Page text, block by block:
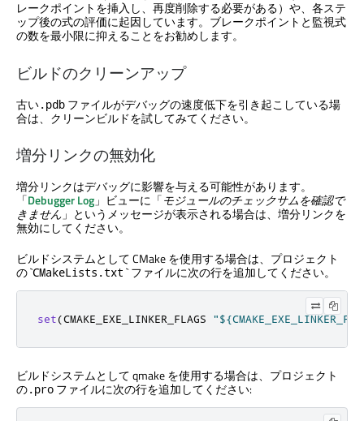
レークポイントを挿入し、再度削除する必要がある）や、各ステ
ップ後の式の評価に起因しています。ブレークポイントと監視式
の数を最小限に抑えることをお勧めします。
ビルドのクリーンアップ
古い.pdb ファイルがデバッグの速度低下を引き起こしている場
合は、クリーンビルドを試してみてください。
増分リンクの無効化
増分リンクはデバッグに影響を与える可能性があります。
「Debugger Log 」ビューに「モジュールのチェックサムを確認で
きません 」というメッセージが表示される場合は、増分リンクを
無効にしてください。
ビルドシステムとして CMake を使用する場合は、プロジェクト
の `CMakeLists.txt ` ファイルに次の行を追加してください。
set(CMAKE_EXE_LINKER_FLAGS
ビルドシステムとして qmake を使用する場合は、プロジェクト
の.pro ファイルに次の行を追加してください: